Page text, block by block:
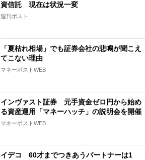
資信託 現在は状況一変
週刊ポスト
「夏枯れ相場」でも証券会社の悲鳴が聞こえ
てこない理由
マネーポストWEB
インヴァスト証券 元手資金ゼロ円から始め
る資産運用「マネーハッチ」の説明会を開催
マネーポストWEB
イデコ 60才までつきあうパートナーは1